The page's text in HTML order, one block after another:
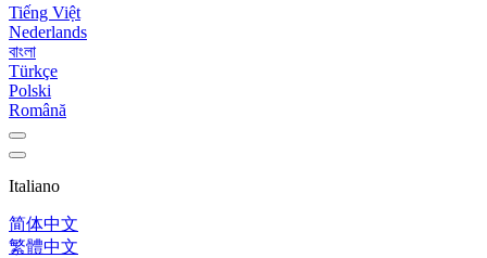
Tiếng Việt
Nederlands
বাংলা
Türkçe
Polski
Română
Italiano
简体中文
繁體中文